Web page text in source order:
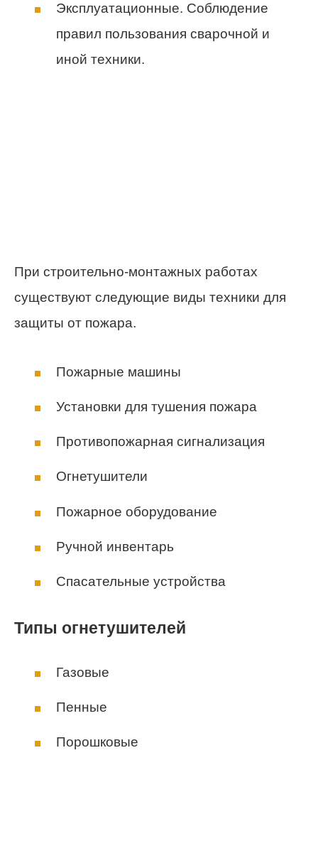
Эксплуатационные. Соблюдение
правил пользования сварочной и
иной техники.
При строительно-монтажных работах
существуют следующие виды техники для
защиты от пожара.
Пожарные машины
Установки для тушения пожара
Противопожарная сигнализация
Огнетушители
Пожарное оборудование
Ручной инвентарь
Спасательные устройства
Типы огнетушителей
Газовые
Пенные
Порошковые